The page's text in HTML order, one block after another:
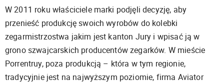
W 2011 roku właściciele marki podjęli decyzję, aby
przenieść produkcję swoich wyrobów do kolebki
zegarmistrzostwa jakim jest kanton Jury i wpisać ją w
grono szwajcarskich producentów zegarków. W mieście
Porrentruy, poza produkcją – która w tym regionie,
tradycyjnie jest na najwyższym poziomie, firma Aviator